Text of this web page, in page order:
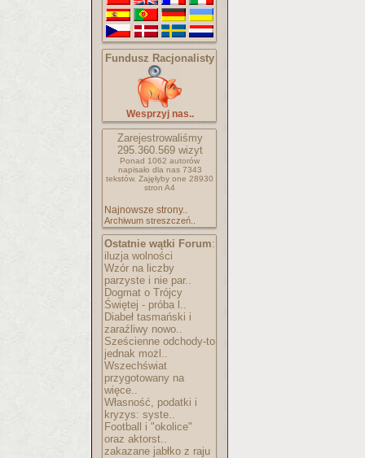
Fundusz Racjonalisty
Wesprzyj nas..
Zarejestrowaliśmy
295.360.569wizyt
Ponad 1062 autorów
napisało dla nas 7343
tekstów. Zajęłyby one 28930
stron A4
Najnowsze strony..
Archiwum streszczeń..
Ostatnie wątki Forum:
iluzja wolności
Wzór na liczby
parzyste i nie par..
Dogmat o Trójcy
Świętej - próba l..
Diabeł tasmański i
zaraźliwy nowo..
Sześcienne odchody-to
jednak możl..
Wszechświat
przygotowany na
więce..
Własność, podatki i
kryzys: syste..
Football i "okolice"
oraz aktorst..
zakazane jabłko z raju